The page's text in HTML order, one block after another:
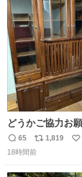
数
どうかご協力お願いします🙇‍♂️ 今
しが決まり、ど
引き取り手を探しております この
返
信
65
リ
ポ
1,819
い
18時間前